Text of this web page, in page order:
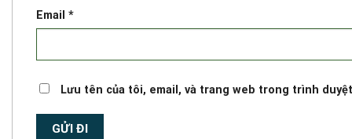
Email *
Lưu tên của tôi, email, và trang web trong trình